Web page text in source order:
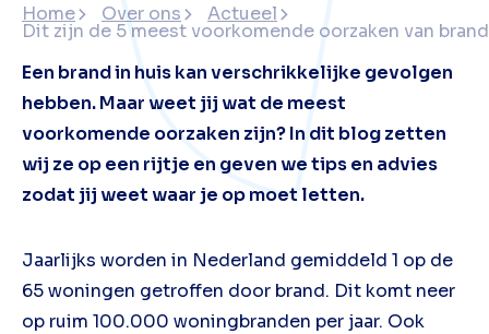
Home Over ons Actueel
Dit zijn de 5 meest voorkomende oorzaken van
Een brand in huis kan verschrikkelijke gevolgen
hebben. Maar weet jij wat de meest
voorkomende oorzaken zijn? In dit blog zetten
wij ze op een rijtje en geven we tips en advies
zodat jij weet waar je op moet letten.
Jaarlijks worden in Nederland gemiddeld 1 op de
65 woningen getroffen door brand. Dit komt neer
op ruim 100.000 woningbranden per jaar. Ook